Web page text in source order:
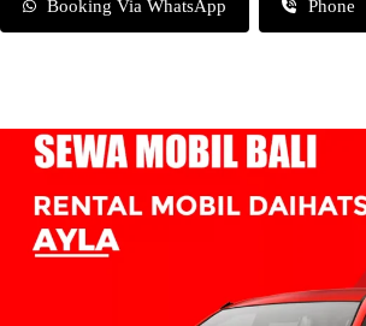
Booking Via WhatsApp Phone